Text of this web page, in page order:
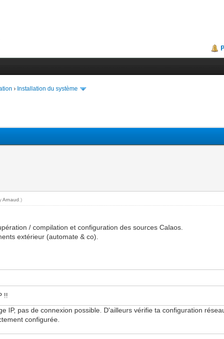
› Installation du système
Arnaud .)
/ compilation et configuration des sources Calaos.
extérieur (automate & co).
!!
IP, pas de connexion possible. D'ailleurs vérifie ta configuration
configurée.